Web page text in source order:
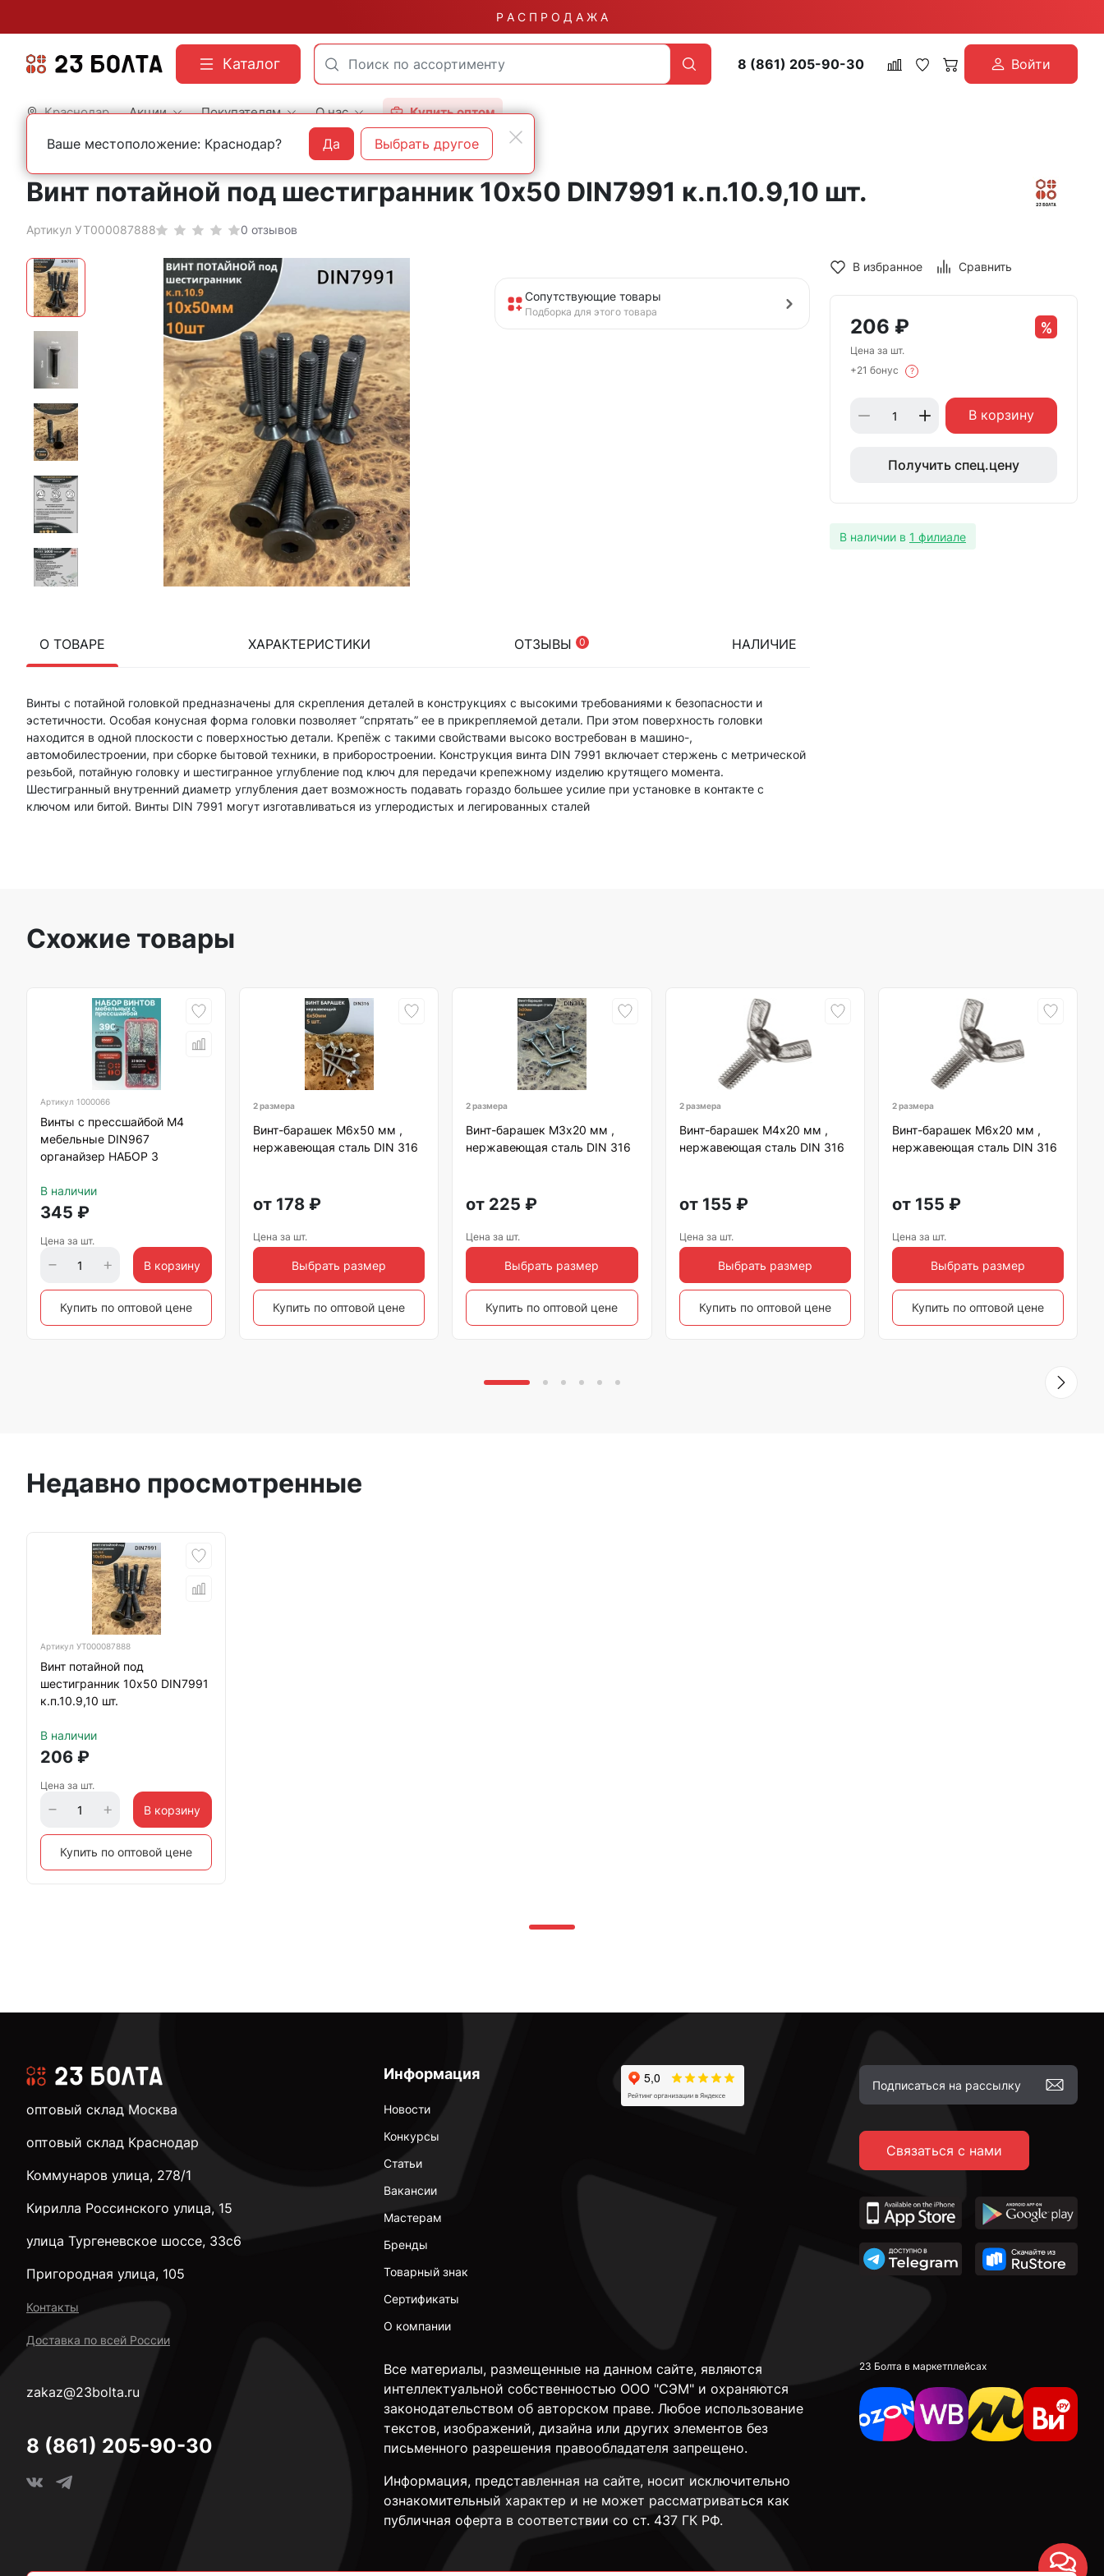
Р А С П Р О Д А Ж А
Каталог 8 (861) 205-90-30 Войти
Краснодар Акции Покупателям О нас Купить оптом
Главная Фасованный крепеж Винты
Винт потайной под шестигранник 10х50 DIN7991 к.п.10.9,10 шт.
Артикул УТ000087888 0 отзывов
Сопутствующие товары
Подборка для этого товара
О ТОВАРЕ ХАРАКТЕРИСТИКИ ОТЗЫВЫ 0 НАЛИЧИЕ
Винты с потайной головкой предназначены для скрепления деталей в конструкциях с высокими требованиями к безопасности и
эстетичности. Особая конусная форма головки позволяет “спрятать” ее в прикрепляемой детали. При этом поверхность головки
находится в одной плоскости с поверхностью детали. Крепёж с такими свойствами высоко востребован в машино-,
автомобилестроении, при сборке бытовой техники, в приборостроении. Конструкция винта DIN 7991 включает стержень с метрической
резьбой, потайную головку и шестигранное углубление под ключ для передачи крепежному изделию крутящего момента.
Шестигранный внутренний диаметр углубления дает возможность подавать гораздо большее усилие при установке в контакте с
ключом или битой. Винты DIN 7991 могут изготавливаться из углеродистых и легированных сталей
В избранное Сравнить
206 ₽
Цена за шт.
+21 бонус
?
В корзину
Получить спец.цену
В наличии в 1 филиале
Схожие товары
Артикул 1000066
Винты с прессшайбой М4
мебельные DIN967
органайзер НАБОР 3
В наличии
345 ₽
Цена за шт.
В корзину
Купить по оптовой цене
2 размера
Винт-барашек М6х50 мм ,
нержавеющая сталь DIN 316
от 178 ₽
Цена за шт.
Выбрать размер
Купить по оптовой цене
2 размера
Винт-барашек М3х20 мм ,
нержавеющая сталь DIN 316
от 225 ₽
Цена за шт.
Выбрать размер
Купить по оптовой цене
2 размера
Винт-барашек М4х20 мм ,
нержавеющая сталь DIN 316
от 155 ₽
Цена за шт.
Выбрать размер
Купить по оптовой цене
2 размера
Винт-барашек М6х20 мм ,
нержавеющая сталь DIN 316
от 155 ₽
Цена за шт.
Выбрать размер
Купить по оптовой цене
Недавно просмотренные
Артикул УТ000087888
Винт потайной под
шестигранник 10х50 DIN7991
к.п.10.9,10 шт.
В наличии
206 ₽
Цена за шт.
В корзину
Купить по оптовой цене
Информация
Новости
Конкурсы
Статьи
Вакансии
Мастерам
Бренды
Товарный знак
Сертификаты
О компании
Связаться с нами
Все материалы, размещенные на данном сайте, являются
интеллектуальной собственностью ООО "СЭМ" и охраняются
законодательством об авторском праве. Любое использование
текстов, изображений, дизайна или других элементов без
письменного разрешения правообладателя запрещено.
Информация, представленная на сайте, носит исключительно
ознакомительный характер и не может рассматриваться как
публичная оферта в соответствии со ст. 437 ГК РФ.
23 Болта в маркетплейсах
оптовый склад Москва
оптовый склад Краснодар
Коммунаров улица, 278/1
Кирилла Россинского улица, 15
улица Тургеневское шоссе, 33с6
Пригородная улица, 105
Контакты
Доставка по всей России
zakaz@23bolta.ru
8 (861) 205-90-30
Ваше местоположение: Краснодар? Да Выбрать другое